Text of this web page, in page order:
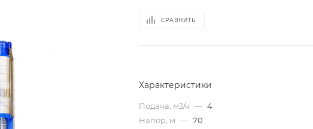
СРАВНИТЬ
Характеристики
Подача, м3/ч — 4
Напор, м — 70